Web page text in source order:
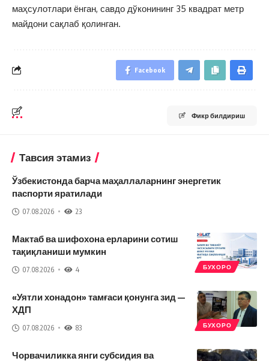
маҳсулотлари ёнган, савдо дўконининг 35 квадрат метр
майдони сақлаб қолинган.
Facebook
Фикр билдириш
Тавсия этамиз
Ўзбекистонда барча маҳаллаларнинг энергетик
паспорти яратилади
07.08.2026 23
БУХОРО
Мактаб ва шифохона ерларини сотиш
тақиқланиши мумкин
07.08.2026 4
БУХОРО
«Уятли хонадон» тамғаси қонунга зид —
ХДП
07.08.2026 83
Чорвачиликка янги субсидия ва